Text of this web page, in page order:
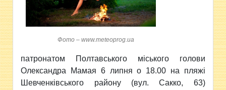
Фото – www.meteoprog.ua
патронатом Полтавського міського голови
Олександра Мамая 6 липня о 18.00 на пляжі
Шевченківського району (вул. Сакко, 63)